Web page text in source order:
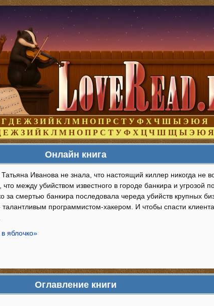
Г Д Е Ж З И Й К Л М Н О П Р С Т У Ф Х Ч Ш Ы Э Ю Я
Е Ж З И Й К Л М Н О П Р С Т У Ф Х Ц Ч Ш Щ Ы Э Ю Я
Онлайн книга
Иванова не знала, что настоящий киллер никогда не
между убийством известного в городе банкира и угрозой
за смертью банкира последовала череда убийств крупных
программистом-хакером. И чтобы спасти
яблочко»
Оглавление книги